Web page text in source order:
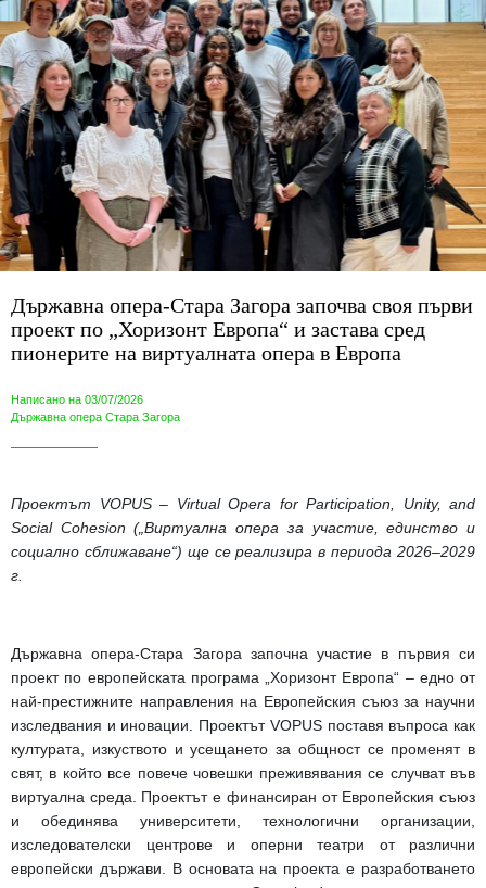
Държавна опера-Стара Загора започва своя първи
проект по „Хоризонт Европа“ и застава сред
пионерите на виртуалната опера в Европа
Написано на 03/07/2026
Държавна опера Стара Загора
Проектът VOPUS – Virtual Opera for Participation, Unity, and
Social Cohesion („Виртуална опера за участие, единство и
социално сближаване“) ще се реализира в периода 2026–2029
г.
Държавна опера-Стара Загора започна участие в първия си
проект по европейската програма „Хоризонт Европа“ – едно от
най-престижните направления на Европейския съюз за научни
изследвания и иновации. Проектът VOPUS поставя въпроса как
културата, изкуството и усещането за общност се променят в
свят, в който все повече човешки преживявания се случват във
виртуална среда. Проектът е финансиран от Европейския съюз
и обединява университети, технологични организации,
изследователски центрове и оперни театри от различни
европейски държави. В основата на проекта е разработването